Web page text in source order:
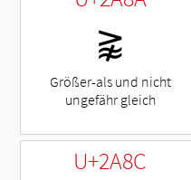
⪊
Größer-als und nicht
ungefähr gleich
U+2A8C